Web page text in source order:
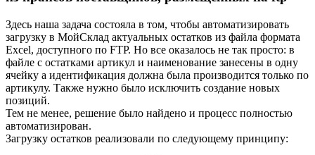
Здесь наша задача состояла в том, чтобы автоматизировать
загрузку в МойСклад актуальных остатков из файла формата
Excel, доступного по FTP. Но все оказалось не так просто: в
файле с остатками артикул и наименование занесены в одну
ячейку а идентификация должна была производится только по
артикулу. Также нужно было исключить создание новых
позиций.
Тем не менее, решение было найдено и процесс полностью
автоматизирован.
Загрузку остатков реализовали по следующему принципу: